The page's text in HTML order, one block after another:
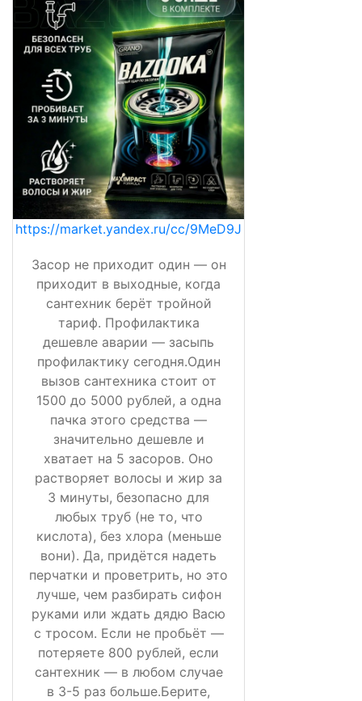
https://market.yandex.ru/cc/9MeD9J
Засор не приходит один — он
приходит в выходные, когда
сантехник берёт тройной
тариф. Профилактика
дешевле аварии — засыпь
профилактику сегодня.Один
вызов сантехника стоит от
1500 до 5000 рублей, а одна
пачка этого средства —
значительно дешевле и
хватает на 5 засоров. Оно
растворяет волосы и жир за
3 минуты, безопасно для
любых труб (не то, что
кислота), без хлора (меньше
вони). Да, придётся надеть
перчатки и проветрить, но это
лучше, чем разбирать сифон
руками или ждать дядю Васю
с тросом. Если не пробьёт —
потеряете 800 рублей, если
сантехник — в любом случае
в 3-5 раз больше.Берите,